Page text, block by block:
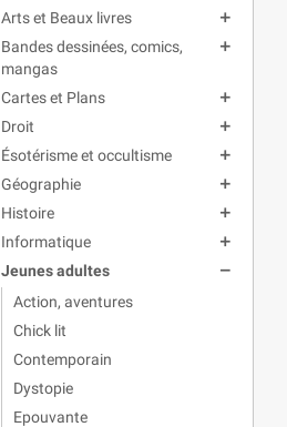
Arts et Beaux livres add
Bandes dessinées, comics,
mangas
add
Cartes et Plans add
Droit add
Ésotérisme et occultisme add
Géographie add
Histoire add
Informatique add
Jeunes adultes remove
Action, aventures
Chick lit
Contemporain
Dystopie
Epouvante